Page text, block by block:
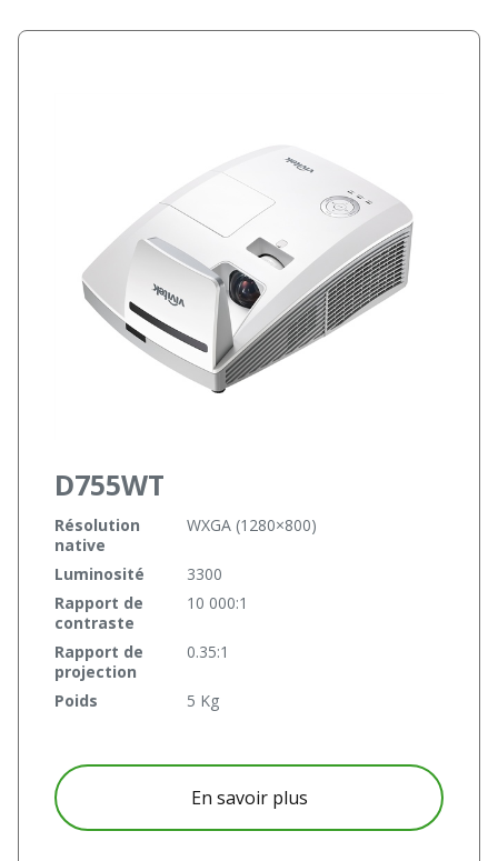
D755WT
Résolution
native
WXGA (1280×800)
Luminosité
3300
Rapport de
contraste
10 000:1
Rapport de
projection
0.35:1
Poids 5 Kg
En savoir plusà propos D755WT